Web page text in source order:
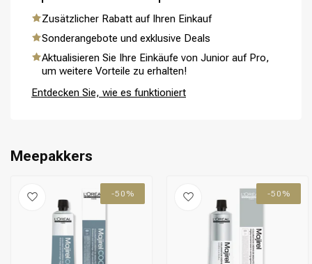
Umformung CombiDeals
Zusätzlicher Rabatt auf Ihren Einkauf
Sonderangebote und exklusive Deals
Aktualisieren Sie Ihre Einkäufe von Junior auf Pro,
um weitere Vorteile zu erhalten!
Entdecken Sie, wie es funktioniert
Meepakkers
-50% -50%